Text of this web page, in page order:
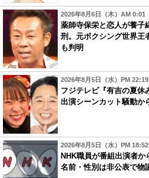
2026年8月6日（木）AM 0:01
薬師寺保栄と恋人が養子
刑。元ボクシング世界王
も判明
2026年8月5日（水）PM 22:19
フジテレビ『有吉の夏休
出演シーンカット騒動か
2026年8月5日（水）PM 18:52
NHK職員が番組出演者
名前・性別は非公表で物